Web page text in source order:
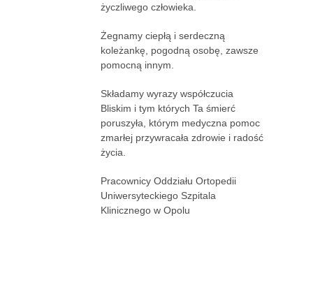
życzliwego człowieka.
Żegnamy ciepłą i serdeczną
koleżankę, pogodną osobę, zawsze
pomocną innym.
Składamy wyrazy współczucia
Bliskim i tym których Ta śmierć
poruszyła, którym medyczna pomoc
zmarłej przywracała zdrowie i radość
życia.
Pracownicy Oddziału Ortopedii
Uniwersyteckiego Szpitala
Klinicznego w Opolu